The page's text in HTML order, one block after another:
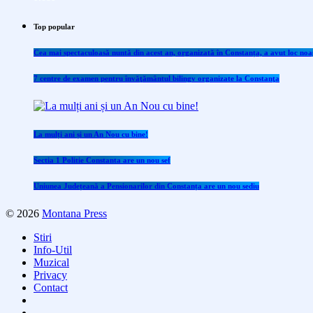
Top popular
Cea mai spectaculoasă nuntă din acest an, organizată în Constanța, a avut loc
7 centre de examen pentru învăţământul bilingv organizate la Constanţa
La mulți ani și un An Nou cu bine!
Sectia 1 Politie Constanta are un nou sef
Uniunea Județeană a Pensionarilor din Constanța are un nou sediu
© 2026 Montana Press
Stiri
Info-Util
Muzical
Privacy
Contact